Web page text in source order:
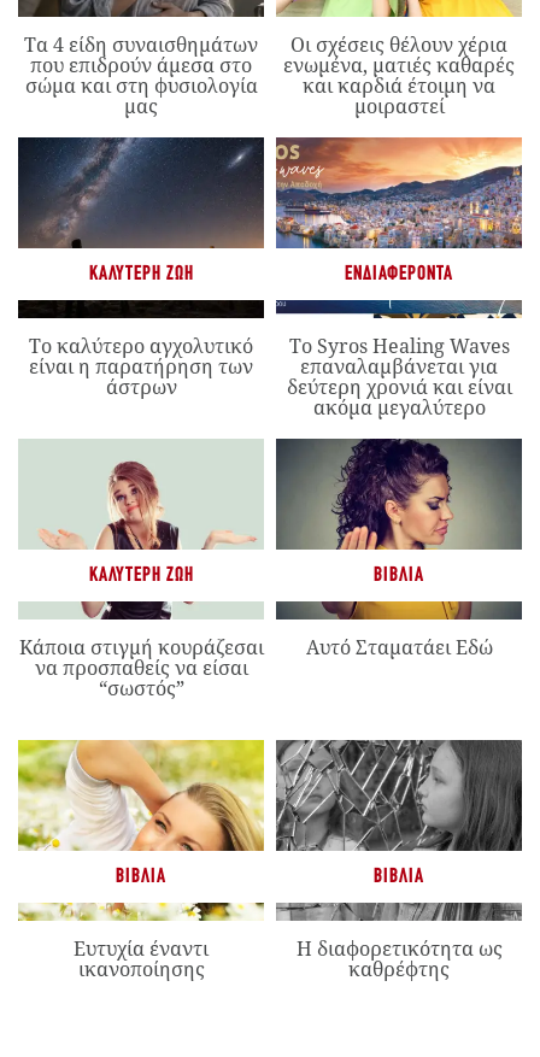
Τα 4 είδη συναισθημάτων
που επιδρούν άμεσα στο
σώμα και στη φυσιολογία
μας
Οι σχέσεις θέλουν χέρια
ενωμένα, ματιές καθαρές
και καρδιά έτοιμη να
μοιραστεί
ΚΑΛΎΤΕΡΗ ΖΩΉ
Το καλύτερο αγχολυτικό
είναι η παρατήρηση των
άστρων
ΕΝΔΙΑΦΈΡΟΝΤΑ
Το Syros Healing Waves
επαναλαμβάνεται για
δεύτερη χρονιά και είναι
ακόμα μεγαλύτερο
ΚΑΛΎΤΕΡΗ ΖΩΉ
Κάποια στιγμή κουράζεσαι
να προσπαθείς να είσαι
“σωστός”
ΒΙΒΛΊΑ
Αυτό Σταματάει Εδώ
ΒΙΒΛΊΑ
Ευτυχία έναντι
ικανοποίησης
ΒΙΒΛΊΑ
Η διαφορετικότητα ως
καθρέφτης